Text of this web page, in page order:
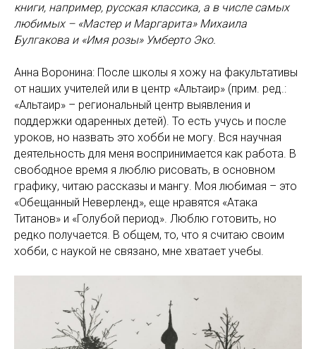
книги, например, русская классика, а в числе самых
любимых – «Мастер и Маргарита» Михаила
Булгакова и «Имя розы» Умберто Эко.
Анна Воронина: После школы я хожу на факультативы
от наших учителей или в центр «Альтаир» (прим. ред.:
«Альтаир» – региональный центр выявления и
поддержки одаренных детей). То есть учусь и после
уроков, но назвать это хобби не могу. Вся научная
деятельность для меня воспринимается как работа. В
свободное время я люблю рисовать, в основном
графику, читаю рассказы и мангу. Моя любимая – это
«Обещанный Неверленд», еще нравятся «Атака
Титанов» и «Голубой период». Люблю готовить, но
редко получается. В общем, то, что я считаю своим
хобби, с наукой не связано, мне хватает учебы.